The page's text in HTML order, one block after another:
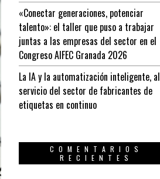
«Conectar generaciones, potenciar
talento»: el taller que puso a trabajar
juntas a las empresas del sector en el
Congreso AIFEC Granada 2026
La IA y la automatización inteligente, al
servicio del sector de fabricantes de
etiquetas en continuo
COMENTARIOS
RECIENTES